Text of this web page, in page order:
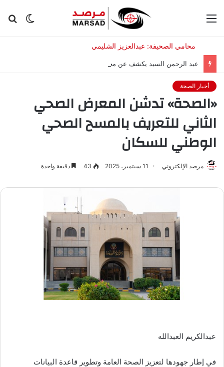
الوضع
أخبار الصحة
«الصحة» تدشن المعرض الصحي
الثاني للتعريف بالمسح الصحي
الوطني للسكان
مرصد الإلكتروني 11 سبتمبر، 2025 43 دقيقة واحدة
عبدالكريم العبدالله
في إطار جهودها لتعزيز الصحة العامة وتطوير قاعدة البيانات